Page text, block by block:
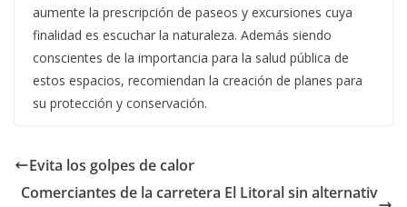
aumente la prescripción de paseos y excursiones cuya
finalidad es escuchar la naturaleza. Además siendo
conscientes de la importancia para la salud pública de
estos espacios, recomiendan la creación de planes para
su protección y conservación.
Evita los golpes de calor
Comerciantes de la carretera El Litoral sin alternativ